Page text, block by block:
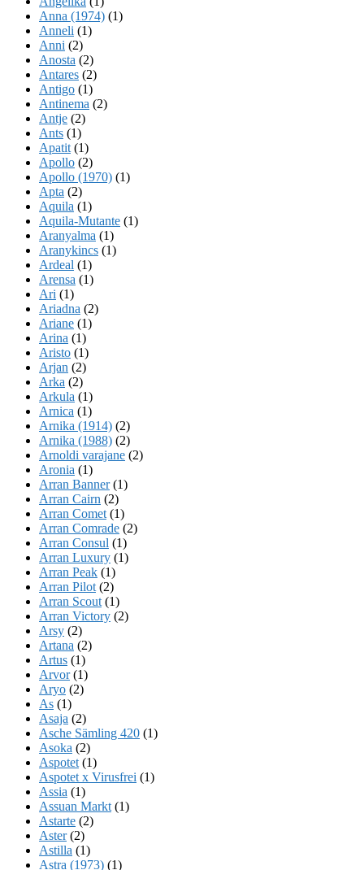
Anna (1974) (1)
Anneli (1)
Anni (2)
Anosta (2)
Antares (2)
Antigo (1)
Antinema (2)
Antje (2)
Ants (1)
Apatit (1)
Apollo (2)
Apollo (1970) (1)
Apta (2)
Aquila (1)
Aquila-Mutante (1)
Aranyalma (1)
Aranykincs (1)
Ardeal (1)
Arensa (1)
Ari (1)
Ariadna (2)
Ariane (1)
Arina (1)
Aristo (1)
Arjan (2)
Arka (2)
Arkula (1)
Arnica (1)
Arnika (1914) (2)
Arnika (1988) (2)
Arnoldi varajane (2)
Aronia (1)
Arran Banner(1)
Arran Cairn (2)
Arran Comet (1)
Arran Comrade (2)
Arran Consul (1)
Arran Luxury (1)
Arran Peak (1)
Arran Pilot (2)
Arran Scout (1)
Arran Victory (2)
Arsy (2)
Artana (2)
Artus (1)
Arvor(1)
Aryo (2)
As (1)
Asaja (2)
Asche Sämling 420 (1)
Asoka (2)
Aspotet (1)
Aspotet x Virusfrei (1)
Assia (1)
Assuan Markt (1)
Astarte (2)
Aster(2)
Astilla (1)
Astra (1973) (1)